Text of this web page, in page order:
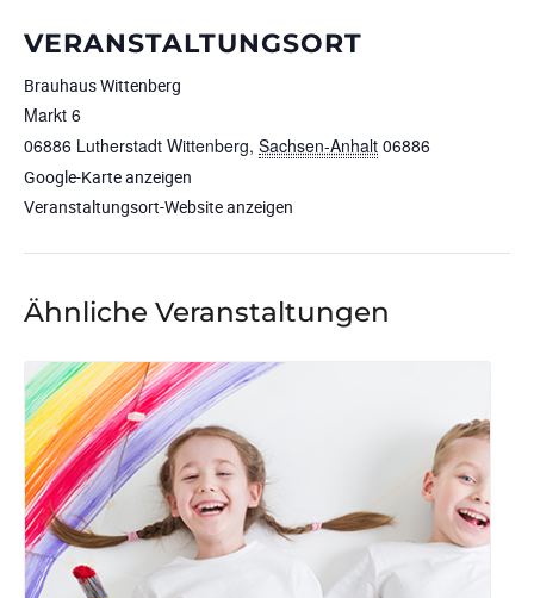
VERANSTALTUNGSORT
Brauhaus Wittenberg
Markt 6
06886 Lutherstadt Wittenberg, Sachsen-Anhalt 06886
Google-Karte anzeigen
Veranstaltungsort-Website anzeigen
Ähnliche Veranstaltungen